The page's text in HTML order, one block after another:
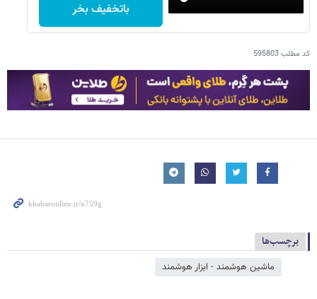
باتخفیف بخر
کد مطلب595803
برچسب‌ها
ماشین هوشمند - ابزار هوشمند